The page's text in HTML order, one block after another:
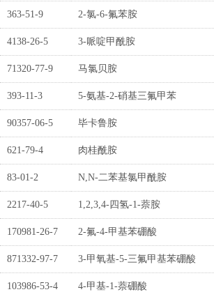
363-51-9 2-氯-6-氟苯胺
4138-26-5 3-哌啶甲酰胺
71320-77-9 马氯贝胺
393-11-3 5-氨基-2-硝基三氟甲苯
90357-06-5 毕卡鲁胺
621-79-4 肉桂酰胺
83-01-2 N,N-二苯基氯甲酰胺
2217-40-5 1,2,3,4-四氢-1-萘胺
170981-26-7 2-氟-4-甲基苯硼酸
871332-97-7 3-甲氧基-5-三氟甲基苯硼酸
103986-53-4 4-甲基-1-萘硼酸